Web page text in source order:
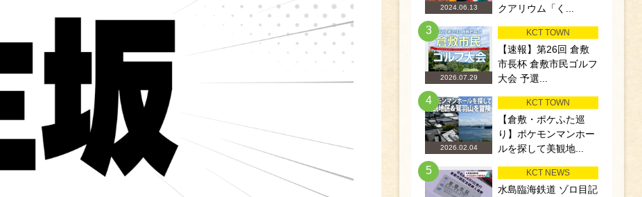
2024.06.13
クアリウム「く...
3
2026.07.29
KCT TOWN
【速報】第26回 倉敷
市長杯 倉敷市民ゴルフ
大会 予選...
4
2026.02.04
KCT TOWN
【倉敷・ポケふた巡
り】ポケモンマンホー
ルを探して美観地...
5 KCT NEWS
水島臨海鉄道 ゾロ目記